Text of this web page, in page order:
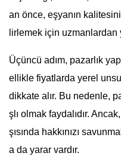
an önce, eşyanın
lirlemek için uzmanlardan
Üçüncü adım, pazarlık
ellikle fiyatlarda yerel
dikkate alır. Bu nedenle,
şlı olmak faydalıdır.
şısında hakkınızı
a da yarar vardır.